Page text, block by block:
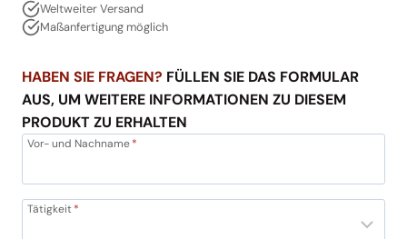
Weltweiter Versand
Maßanfertigung möglich
HABEN SIE FRAGEN? FÜLLEN SIE DAS FORMULAR
AUS, UM WEITERE INFORMATIONEN ZU DIESEM
PRODUKT ZU ERHALTEN
Vor- und Nachname*
Tätigkeit*